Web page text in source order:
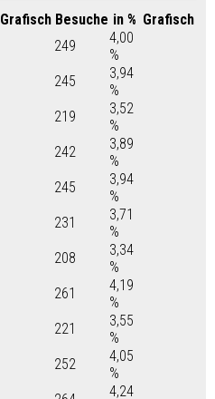
Grafisch Besuche in % Grafisch
249
4,00
%
245
3,94
%
219
3,52
%
242
3,89
%
245
3,94
%
231
3,71
%
208
3,34
%
261
4,19
%
221
3,55
%
252
4,05
%
4,24